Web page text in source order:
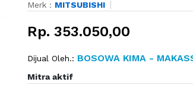
Merk : MITSUBISHI
Rp. 353.050,00
Dijual Oleh.: BOSOWA KIMA -
Mitra aktif